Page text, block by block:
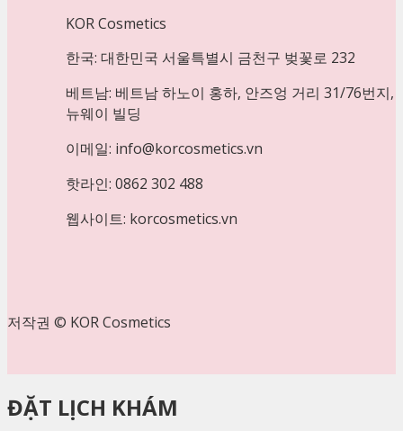
KOR Cosmetics
한국: 대한민국 서울특별시 금천구 벚꽃로 232
베트남: 베트남 하노이 홍하, 안즈엉 거리 31/76번지,
뉴웨이 빌딩
이메일: info@korcosmetics.vn
핫라인: 0862 302 488
웹사이트: korcosmetics.vn
저작권 © KOR Cosmetics
ĐẶT LỊCH KHÁM